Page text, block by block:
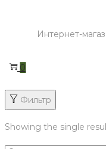
Интернет-
0
Фильтр
Showing the single